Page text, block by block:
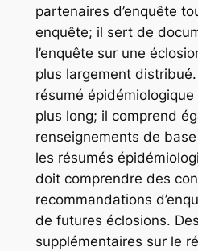
partenaires d’enquête
enquête; il sert de
l’enquête sur une
plus largement
résumé
plus long; il comprend
renseignements de
les résumés
doit comprendre des
recommandations
de futures éclosions.
supplémentaires sur le